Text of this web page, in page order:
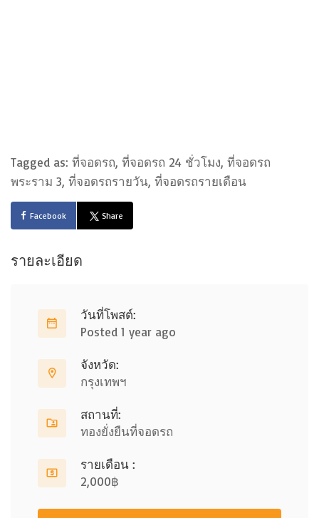
Tagged as: ที่จอดรถ, ที่จอดรถ 24 ชั่วโมง, ที่จอดรถ
พระราม 3, ที่จอดรถรายวัน, ที่จอดรถรายเดือน
Facebook Share
รายละเอียด
วันที่โพสต์:
Posted 1 year ago
จังหวัด:
กรุงเทพฯ
สถานที่:
ทองยั่งยืนที่จอดรถ
รายเดือน :
2,000฿